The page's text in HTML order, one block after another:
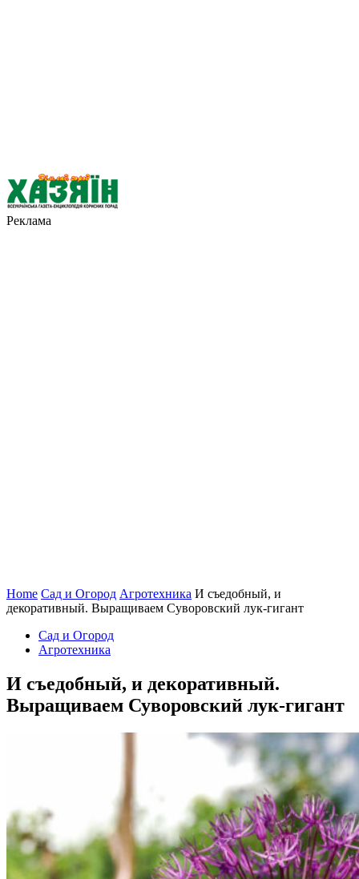
Реклама
Home Сад и Огород Агротехника И съедобный, и
декоративный. Выращиваем Суворовский лук-гигант
Сад и Огород
Агротехника
И съедобный, и декоративный.
Выращиваем Суворовский лук-гигант